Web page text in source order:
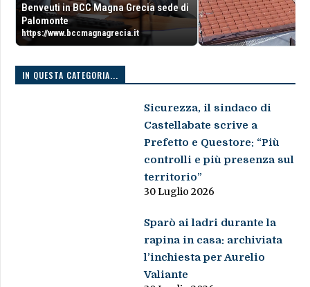
Benveuti in BCC Magna Grecia sede di
Palomonte
https://www.bccmagnagrecia.it
IN QUESTA CATEGORIA...
Sicurezza, il sindaco di
Castellabate scrive a
Prefetto e Questore: “Più
controlli e più presenza sul
territorio”
30 Luglio 2026
Sparò ai ladri durante la
rapina in casa: archiviata
l’inchiesta per Aurelio
Valiante